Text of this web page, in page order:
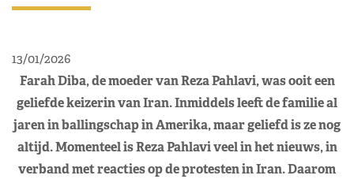
13/01/2026
Farah Diba, de moeder van Reza Pahlavi, was ooit een
geliefde keizerin van Iran. Inmiddels leeft de familie al
jaren in ballingschap in Amerika, maar geliefd is ze nog
altijd. Momenteel is Reza Pahlavi veel in het nieuws, in
verband met reacties op de protesten in Iran. Daarom